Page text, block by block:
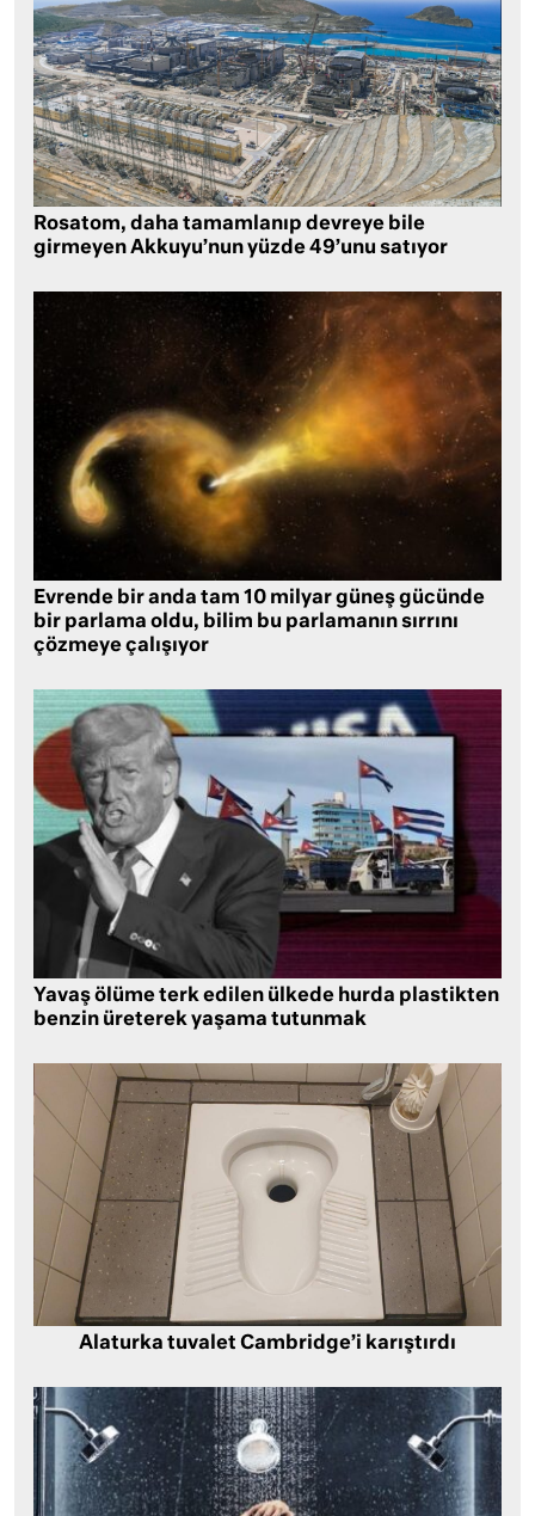
Rosatom, daha tamamlanıp devreye bile
girmeyen Akkuyu’nun yüzde 49’unu satıyor
Evrende bir anda tam 10 milyar güneş gücünde
bir parlama oldu, bilim bu parlamanın sırrını
çözmeye çalışıyor
Yavaş ölüme terk edilen ülkede hurda plastikten
benzin üreterek yaşama tutunmak
Alaturka tuvalet Cambridge’i karıştırdı